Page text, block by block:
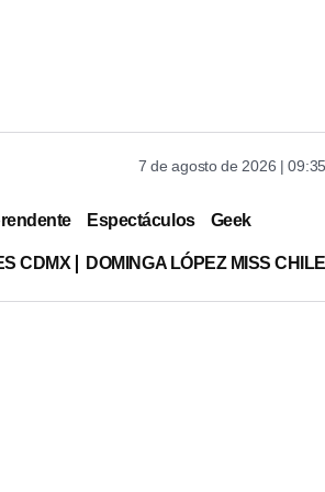
7 de agosto de 2026 |
Espectáculos Geek
CDMX DOMINGA LÓPEZ MISS